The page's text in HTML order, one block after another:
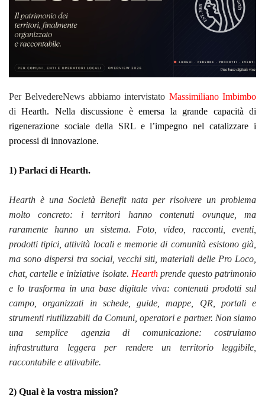
Per BelvedereNews abbiamo intervistato Massimiliano Imbimbo
diHearth. Nella discussione è emersa la grande capacità di
rigenerazione sociale della SRL e l’impegno nel catalizzare i
processi di innovazione.
1) Parlaci di Hearth.
Hearth è una Società Benefit nata per risolvere un problema
molto concreto: i territori hanno contenuti ovunque, ma
raramente hanno un sistema. Foto, video, racconti, eventi,
prodotti tipici, attività locali e memorie di comunità esistono già,
ma sono dispersi tra social, vecchi siti, materiali delle Pro Loco,
chat, cartelle e iniziative isolate. Hearthprende questo patrimonio
e lo trasforma in una base digitale viva: contenuti prodotti sul
campo, organizzati in schede, guide, mappe, QR, portali e
strumenti riutilizzabili da Comuni, operatori e partner. Non siamo
una semplice agenzia di comunicazione: costruiamo
infrastruttura leggera per rendere un territorio leggibile,
raccontabile e attivabile.
2) Qual è la vostra mission?